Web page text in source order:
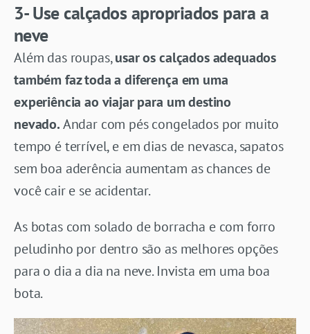
3- Use calçados apropriados para a
neve
Além das roupas,usar os calçados adequados
também faz toda a diferença em uma
experiência ao viajar para um destino
nevado.Andar com pés congelados por muito
tempo é terrível, e em dias de nevasca, sapatos
sem boa aderência aumentam as chances de
você cair e se acidentar.
As botas com solado de borracha e com forro
peludinho por dentro são as melhores opções
para o dia a dia na neve. Invista em uma boa
bota.